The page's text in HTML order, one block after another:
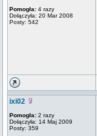
Pomogła: 4 razy
Dołączyła: 20 Mar 2008
Posty: 542
ixi02
Pomogła: 2 razy
Dołączyła: 14 Maj 2009
Posty: 359